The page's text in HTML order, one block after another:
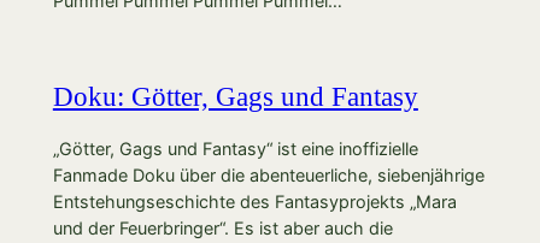
Doku: Götter, Gags und Fantasy
„Götter, Gags und Fantasy“ ist eine inoffizielle
Fanmade Doku über die abenteuerliche, siebenjährige
Entstehungseschichte des Fantasyprojekts „Mara
und der Feuerbringer“. Es ist aber auch die